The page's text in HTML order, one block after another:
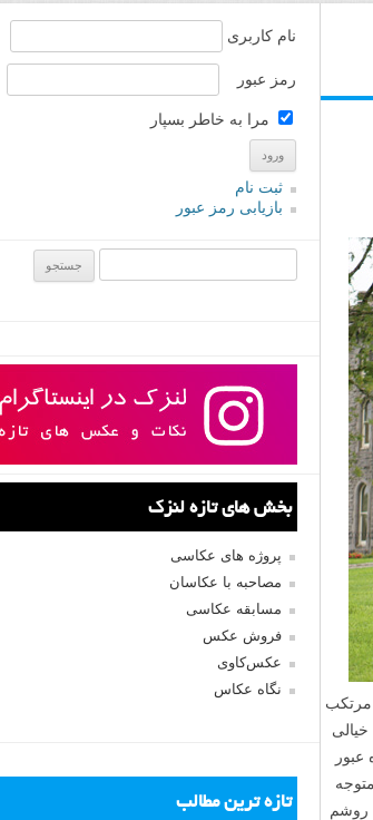
مرتکب
روشم
نام کاربری
رمز عبور
مرا به خاطر بسپار
ثبت نام
بازیابی رمز عبور
بخش های تازه لنزک
پروژه های عکاسی
مصاحبه با عکاسان
مسابقه عکاسی
فروش عکس
عکس‌کاوی
نگاه عکاس
تازه ترین مطالب